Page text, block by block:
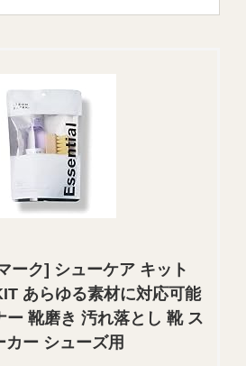
ーク] シューケア キット
あらゆる素材に対応可能
ー 靴磨き 汚れ落とし 靴 ス
カー シューズ用